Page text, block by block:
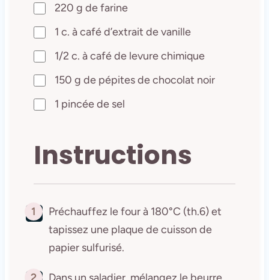
220 g de farine
1 c. à café d’extrait de vanille
1/2 c. à café de levure chimique
150 g de pépites de chocolat noir
1 pincée de sel
Instructions
1
Préchauffez le four à 180°C (th.6) et
tapissez une plaque de cuisson de
papier sulfurisé.